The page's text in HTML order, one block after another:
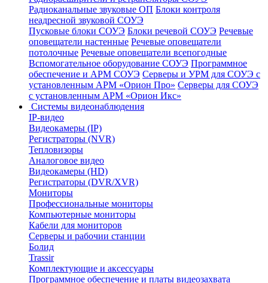
Радиоканальные звуковые ОП Блоки контроля
неадресной звуковой СОУЭ
Пусковые блоки СОУЭ Блоки речевой СОУЭ Речевые
оповещатели настенные Речевые оповещатели
потолочные Речевые оповещатели всепогодные
Вспомогательное оборудование СОУЭ Программное
обеспечение и АРМ СОУЭ Серверы и УРМ для СОУЭ с
установленным АРМ «Орион Про» Серверы для СОУЭ
с установленным АРМ «Орион Икс»
Системы видеонаблюдения
IP-видео
Видеокамеры (IP)
Регистраторы (NVR)
Тепловизоры
Аналоговое видео
Видеокамеры (HD)
Регистраторы (DVR/XVR)
Мониторы
Профессиональные мониторы
Компьютерные мониторы
Кабели для мониторов
Серверы и рабочии станции
Болид
Trassir
Комплектующие и аксессуары
Программное обеспечение и платы видеозахвата